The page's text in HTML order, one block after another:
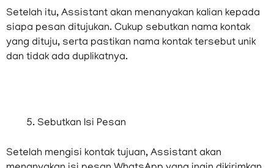
Setelah itu, Assistant akan menanyakan kalian kepada
siapa pesan ditujukan. Cukup sebutkan nama kontak
yang dituju, serta pastikan nama kontak tersebut unik
dan tidak ada duplikatnya.
Sebutkan Isi Pesan
Setelah mengisi kontak tujuan, Assistant akan